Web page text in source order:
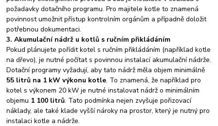
požadavky dotačního programu. Pro majitele kotle to znamená
povinnost umožnit přístup kontrolním orgánům a případně doložit
potřebnou dokumentaci.
3. Akumulační nádrž u kotlů s ručním přikládáním
Pokud plánujete pořídit kotel s ručním přikládáním (například kotle
na dřevo), je nutné počítat s povinnou instalací akumulační nádrže.
Dotační programy vyžadují, aby tato nádrž měla objem minimálně
55 litrů na 1 kW výkonu kotle. To znamená, že například pro
kotel s výkonem 20 kW je nutné instalovat nádrž o minimálním
objemu 1 100 litrů. Tato podmínka nejen zvyšuje pořizovací
náklady, ale také klade vyšší nároky na prostor, který je nutný pro
instalaci kotle a nádrže.